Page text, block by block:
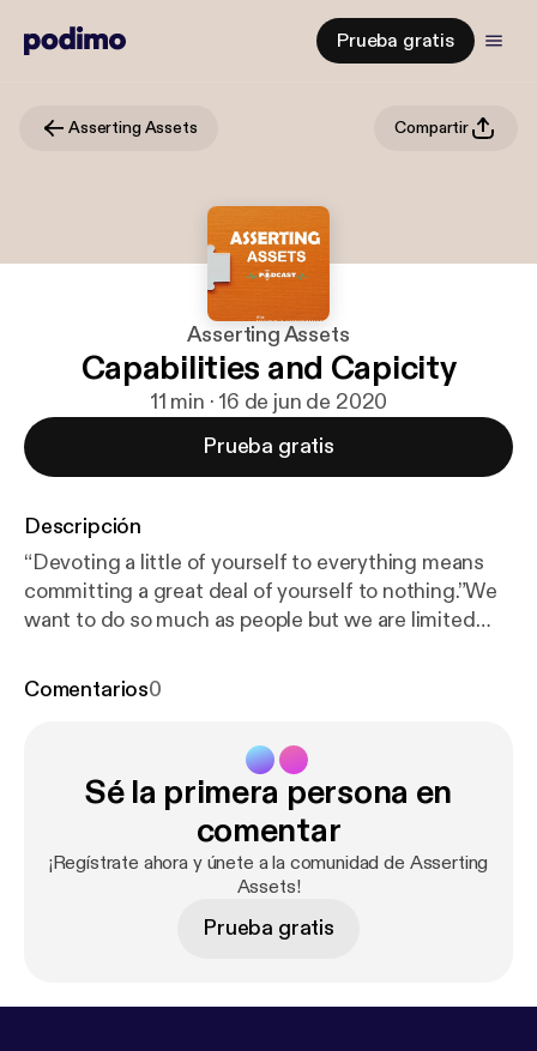
Prueba gratis
Asserting Assets Compartir
Asserting Assets
Capabilities and Capicity
11 min · 16 de jun de 2020
Prueba gratis
Descripción
“Devoting a little of yourself to everything means
committing a great deal of yourself to nothing.”We
want to do so much as people but we are limited
are good at and devoting yourself to that.The key...
Comentarios0
Sé la primera persona en
comentar
¡Regístrate ahora y únete a la comunidad de Asserting
Assets!
Prueba gratis